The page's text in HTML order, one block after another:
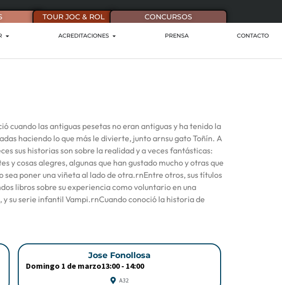
TOUR JOC & ROL CONCURSOS
ACREDITACIONES PRENSA CONTACTO
cuando las antiguas pesetas no eran antiguas y ha tenido la
haciendo lo que más le divierte, junto arnsu gato Toñín. A
sus historias son sobre la realidad y a veces fantásticas:
y cosas alegres, algunas que han gustado mucho y otras que
poner una viñeta al lado de otra.rnEntre otros, sus títulos
libros sobre su experiencia como voluntario en una
su serie infantil Vampi.rnCuando conoció la historia de
Jose Fonollosa
Domingo 1 de marzo13:00 - 14:00
A32